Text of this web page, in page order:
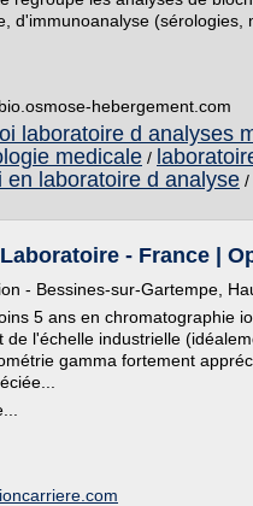
d'immunoanalyse (sérologies,
hebergement.com
laboratoire d analyses
medicale /
en laboratoire d analyse /
- France |
- Bessines-sur-Gartempe,
5 ans en chromatographie
de l'échelle industrielle
gamma fortement